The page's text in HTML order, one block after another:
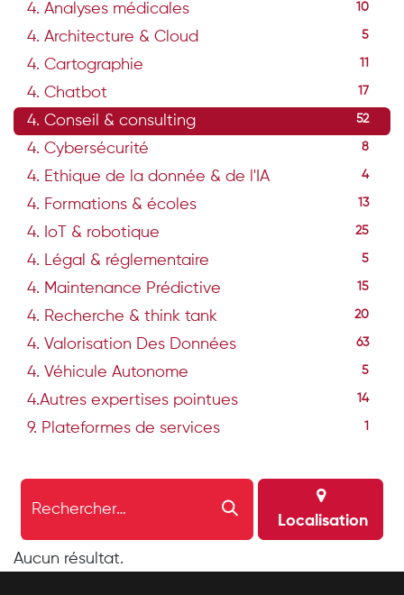
4. Analyses médicales 10
4. Architecture & Cloud 5
4. Cartographie
4. Chatbot 17
4. Conseil & consulting 52
4. Cybersécurité 8
4. Ethique de la donnée & de l'IA 4
4. Formations & écoles 13
4. IoT & robotique 25
4. Légal & réglementaire 5
4. Maintenance Prédictive 15
4. Recherche & think tank 20
4. Valorisation Des Données 63
4. Véhicule Autonome 5
4.Autres expertises pointues 14
9. Plateformes de services
Localisation
Aucun résultat.